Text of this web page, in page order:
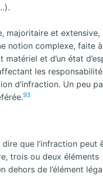
majoritaire et extensive,
notion complexe, faite
matériel et d’un état
les
d’infraction. Un peu
93
que l’infraction peut
trois ou deux éléments
dehors de l’élément